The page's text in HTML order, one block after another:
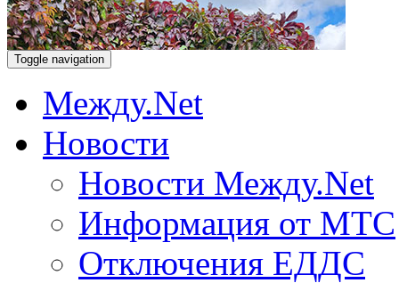
Toggle navigation
Между.Net
Новости
Новости Между.Net
Информация от МТС
Отключения ЕДДС